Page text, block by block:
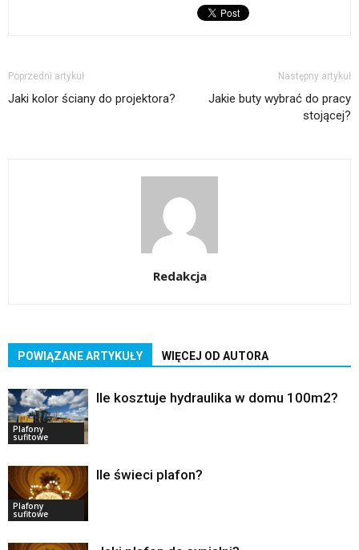
Poprzedni artykuł
Jaki kolor ściany do projektora?
Następny artykuł
Jakie buty wybrać do pracy
stojącej?
Redakcja
POWIĄZANE ARTYKUŁY WIĘCEJ OD AUTORA
Plafony
sufitowe
Ile kosztuje hydraulika w domu 100m2?
Plafony
sufitowe
Ile świeci plafon?